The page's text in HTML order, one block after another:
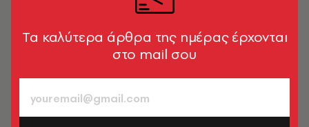
Tα καλύτερα άρθρα της ημέρας έρχονται
στο mail σου